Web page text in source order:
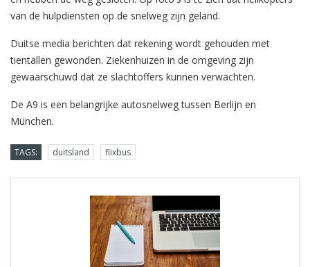
van de hulpdiensten op de snelweg zijn geland.
Duitse media berichten dat rekening wordt gehouden met
tientallen gewonden. Ziekenhuizen in de omgeving zijn
gewaarschuwd dat ze slachtoffers kunnen verwachten.
De A9 is een belangrijke autosnelweg tussen Berlijn en
München.
TAGS: duitsland flixbus